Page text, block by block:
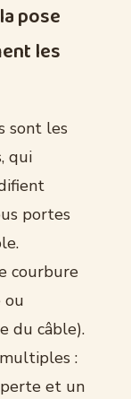
pose
les
sont les
qui
portes
courbure
ou
du câble).
:
et un